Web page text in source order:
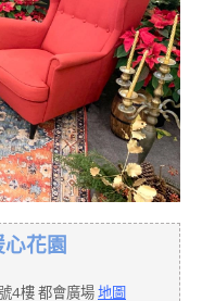
花園
4樓 都會廣場地圖